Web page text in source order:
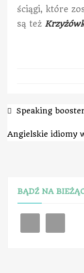
ściągi, które
są też
Speaking
Angielskie idiomy
BĄDŹ NA